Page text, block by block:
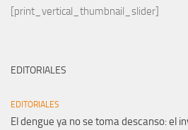
[print_vertical_thumbnail_slider]
EDITORIALES
EDITORIALES
El dengue ya no se toma descanso: el